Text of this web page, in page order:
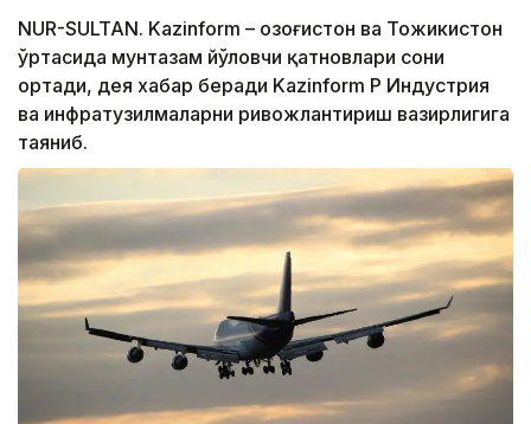
NUR-SULTAN. Kazinform – Қозоғистон ва Тожикистон
ўртасида мунтазам йўловчи қатновлари сони
ортади, дея хабар беради Kazinform ҚР Индустрия
ва инфратузилмаларни ривожлантириш вазирлигига
таяниб.